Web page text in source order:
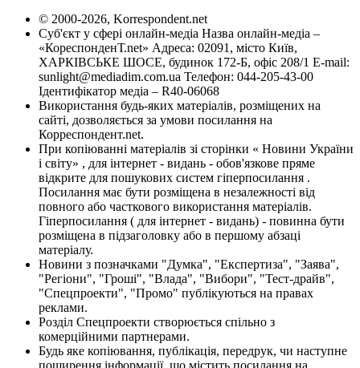
© 2000-2026, Korrespondent.net
Суб'єкт у сфері онлайн-медіа Назва онлайн-медіа –
«КореспонденТ.net» Адреса: 02091, місто Київ,
ХАРКІВСЬКЕ ШОСЕ, будинок 172-Б, офіс 208/1 E-mail:
sunlight@mediadim.com.ua Телефон: 044-205-43-00
Ідентифікатор медіа – R40-06068
Використання будь-яких матеріалів, розміщених на
сайті, дозволяється за умови посилання на
Корреспондент.net.
При копіюванні матеріалів зі сторінки « Новини України
і світу» , для інтернет - видань - обов'язкове пряме
відкрите для пошукових систем гіперпосилання .
Посилання має бути розміщена в незалежності від
повного або часткового використання матеріалів.
Гіперпосилання ( для інтернет - видань) - повинна бути
розміщена в підзаголовку або в першому абзаці
матеріалу.
Новини з позначками "Думка", "Експертиза", "Заява",
"Регіони", "Гроші", "Влада", "Вибори", "Тест-драйв",
"Спецпроекти", "Промо" публікуються на правах
реклами.
Розділ Спецпроекти створюється спільно з
комерційними партнерами.
Будь яке копіювання, публікація, передрук, чи наступне